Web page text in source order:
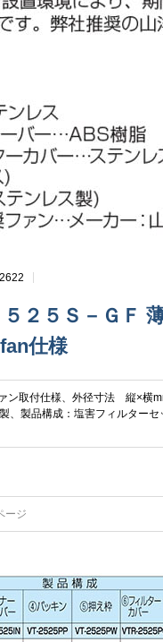
２５Ｓ－ＧＦ
仕様
ン取付仕様、外径寸法 縦×横
、製品構成：塩害フィルターセ
ージ